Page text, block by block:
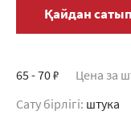
Қайдан
65 - 70 ₽ Цена за
Сату бірлігі: штука